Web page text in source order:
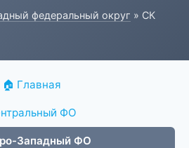
федеральный округ » СК
🏠 Главная
ФО
Западный ФО